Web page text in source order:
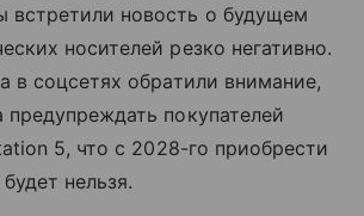
встретили новость о будущем
носителей резко негативно.
в соцсетях обратили внимание,
предупреждать покупателей
5, что с 2028-го приобрести
нельзя.